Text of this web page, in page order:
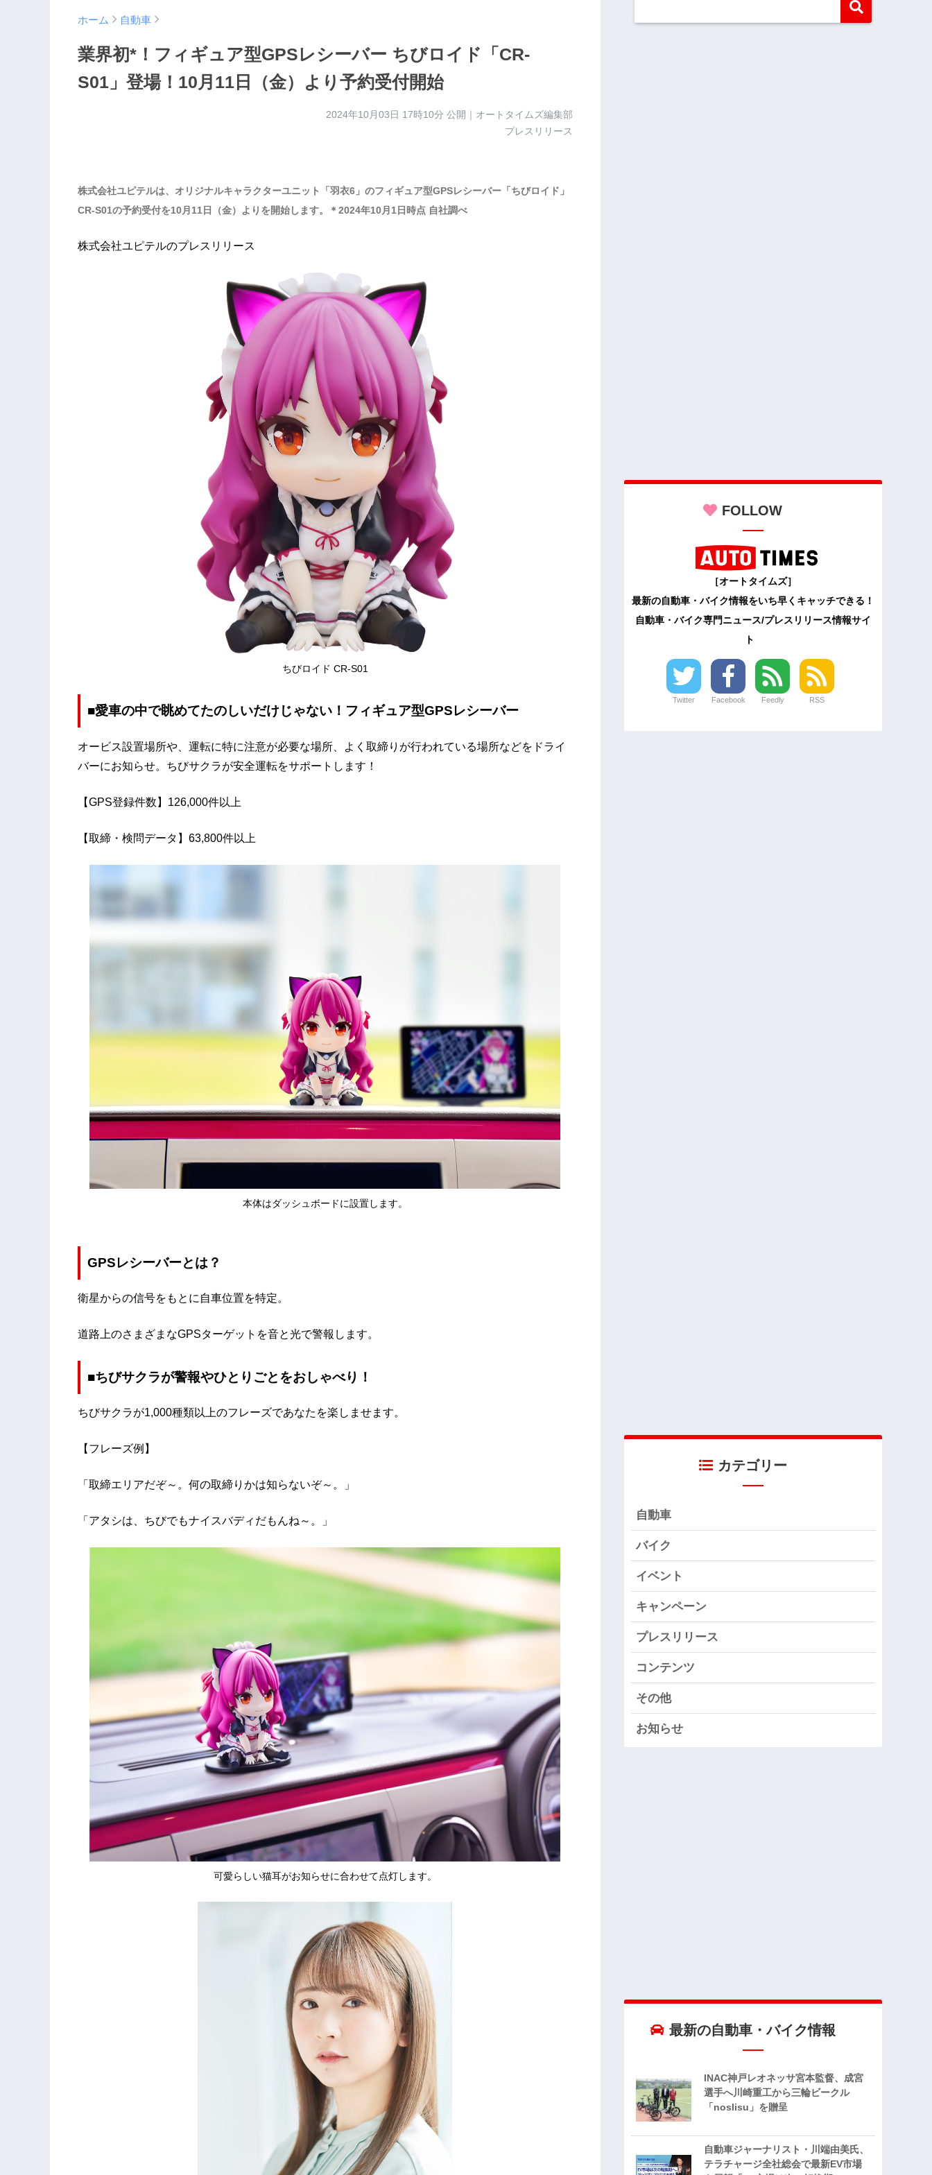
ホーム 自動車
業界初*！フィギュア型GPSレシーバー ちびロイド「CR-
S01」登場！10月11日（金）より予約受付開始
2024年10月03日 17時10分 公開｜オートタイムズ編集部
プレスリリース
株式会社ユピテルは、オリジナルキャラクターユニット「羽衣6」のフィギュア型GPSレシーバー「ちびロイド」
CR-S01の予約受付を10月11日（金）よりを開始します。＊2024年10月1日時点 自社調べ
株式会社ユピテルのプレスリリース
ちびロイド CR-S01
■愛車の中で眺めてたのしいだけじゃない！フィギュア型GPSレシーバー
オービス設置場所や、運転に特に注意が必要な場所、よく取締りが行われている場所などをドライ
バーにお知らせ。ちびサクラが安全運転をサポートします！
【GPS登録件数】126,000件以上
【取締・検問データ】63,800件以上
本体はダッシュボードに設置します。
GPSレシーバーとは？
衛星からの信号をもとに自車位置を特定。
道路上のさまざまなGPSターゲットを音と光で警報します。
■ちびサクラが警報やひとりごとをおしゃべり！
ちびサクラが1,000種類以上のフレーズであなたを楽しませます。
【フレーズ例】
「取締エリアだぞ～。何の取締りかは知らないぞ～。」
「アタシは、ちびでもナイスバディだもんね～。」
可愛らしい猫耳がお知らせに合わせて点灯します。
FOLLOW
［オートタイムズ］
最新の自動車・バイク情報をいち早くキャッチできる！
自動車・バイク専門ニュース/プレスリリース情報サイ
ト
Twitter Facebook Feedly RSS
カテゴリー
自動車
バイク
イベント
キャンペーン
プレスリリース
コンテンツ
その他
お知らせ
最新の自動車・バイク情報
INAC神戸レオネッサ宮本監督、成宮
選手へ川崎重工から三輪ビークル
「noslisu」を贈呈
自動車ジャーナリスト・川端由美氏、
テラチャージ全社総会で最新EV市場